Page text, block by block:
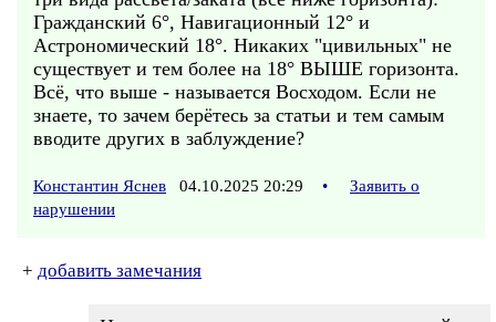
Гражданский 6°, Навигационный 12° и
Астрономический 18°. Никаких "цивильных" не
существует и тем более на 18° ВЫШЕ горизонта.
Всё, что выше - называется Восходом. Если не
знаете, то зачем берётесь за статьи и тем самым
вводите других в заблуждение?
Константин Яснев 04.10.2025 20:29 •
Заявить о
нарушении
+ добавить замечания